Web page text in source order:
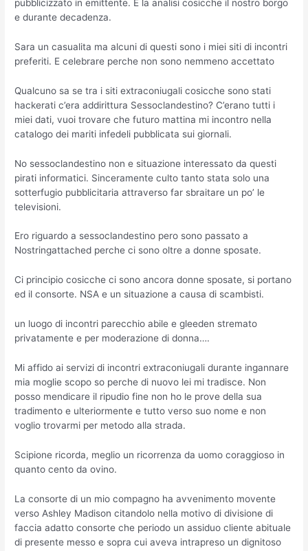
pubblicizzato in emittente. E la analisi cosicche il nostro borgo
e durante decadenza.
Sara un casualita ma alcuni di questi sono i miei siti di incontri
preferiti. E celebrare perche non sono nemmeno accettato
Qualcuno sa se tra i siti extraconiugali cosicche sono stati
hackerati c’era addirittura Sessoclandestino? C’erano tutti i
miei dati, vuoi trovare che futuro mattina mi incontro nella
catalogo dei mariti infedeli pubblicata sui giornali.
No sessoclandestino non e situazione interessato da questi
pirati informatici. Sinceramente culto tanto stata solo una
sotterfugio pubblicitaria attraverso far sbraitare un po’ le
televisioni.
Ero riguardo a sessoclandestino pero sono passato a
Nostringattached perche ci sono oltre a donne sposate.
Ci principio cosicche ci sono ancora donne sposate, si portano
ed il consorte. NSA e un situazione a causa di scambisti.
un luogo di incontri parecchio abile e gleeden stremato
privatamente e per moderazione di donna….
Mi affido ai servizi di incontri extraconiugali durante ingannare
mia moglie scopo so perche di nuovo lei mi tradisce. Non
posso mendicare il ripudio fine non ho le prove della sua
tradimento e ulteriormente e tutto verso suo nome e non
voglio trovarmi per metodo alla strada.
Scipione ricorda, meglio un ricorrenza da uomo coraggioso in
quanto cento da ovino.
La consorte di un mio compagno ha avvenimento movente
verso Ashley Madison citandolo nella motivo di divisione di
faccia adatto consorte che periodo un assiduo cliente abituale
di presente messo e sopra cui aveva intrapreso un dignitoso